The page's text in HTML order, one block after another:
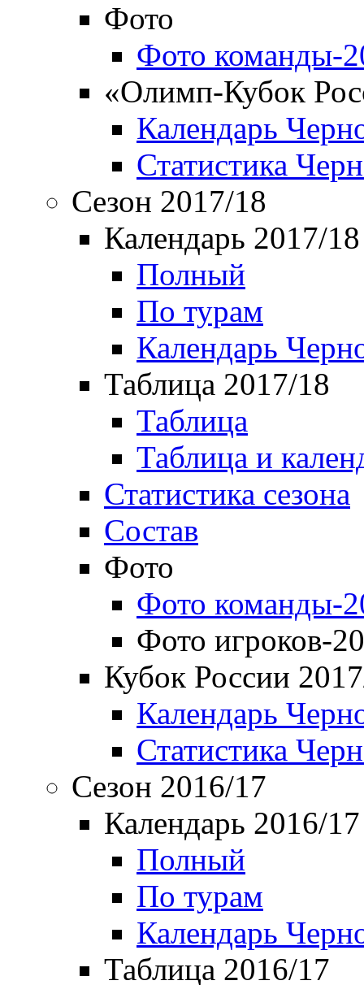
Фото
Фото команды-
«Олимп-Кубок
Календарь
Статистика
Сезон 2017/18
Календарь 2017/18
Полный
По турам
Календарь
Таблица 2017/18
Таблица
Таблица и
Статистика сезона
Состав
Фото
Фото команды-
Фото игроков-
Кубок России
Календарь
Статистика
Сезон 2016/17
Календарь 2016/17
Полный
По турам
Календарь
Таблица 2016/17